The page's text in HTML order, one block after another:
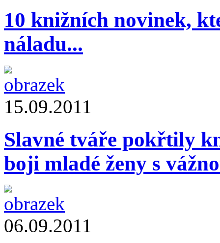
10 knižních novinek,
náladu...
15.09.2011
Slavné tváře pokřtily
boji mladé ženy s
06.09.2011